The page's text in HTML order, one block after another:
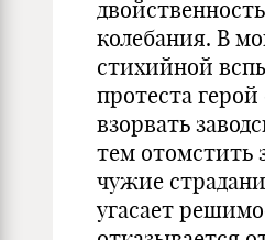
колебания. В
стихийной
протеста
взорвать
тем отомстить
чужие
угасает